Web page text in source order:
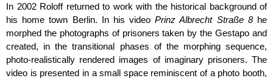
In 2002 Roloff returned to work with the historical background of
his home town Berlin. In his videoPrinz Albrecht Straße 8he
morphed the photographs of prisoners taken by the Gestapo and
created, in the tran­sitional phases of the morphing sequence,
photo-realistically rendered images of imaginary prisoners. The
video is presented in a small space reminiscent of a photo booth,